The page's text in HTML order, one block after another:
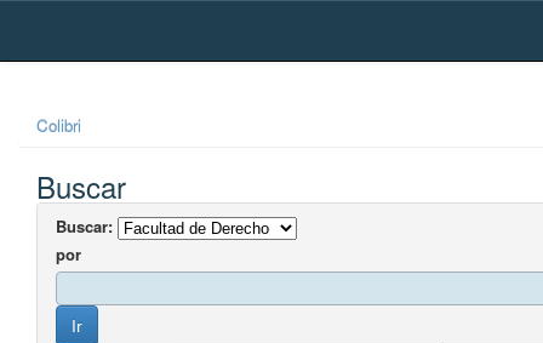
Skip
Colibri
Buscar
Buscar:
por